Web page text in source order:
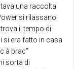
una raccolta
si rilassano
il tempo di
si era fatto in casa
à brac”
sorta di